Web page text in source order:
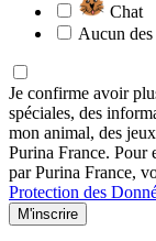
Chat
Aucun
Je confirme avoir
spéciales, des
mon animal, des
Purina France. Pour
par Purina France,
Protection des
M'inscrire